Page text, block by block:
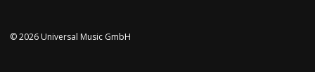
© 2026 Universal Music GmbH